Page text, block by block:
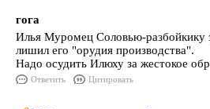
гога
Илья Муромец Соловью-разбойкику
лишил его "орудия производства".
Надо осудить Илюху за жестокое
Ответить Цитировать